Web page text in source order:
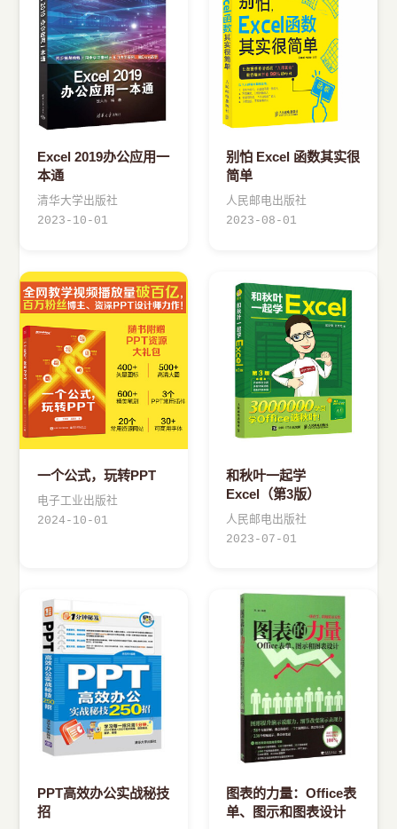
Excel 2019办公应用一
本通
清华大学出版社
2023-10-01
别怕 Excel 函数其实很
简单
人民邮电出版社
2023-08-01
一个公式，玩转PPT
电子工业出版社
2024-10-01
和秋叶一起学
Excel（第3版）
人民邮电出版社
2023-07-01
PPT高效办公实战秘技
招
图表的力量：Office表
单、图示和图表设计